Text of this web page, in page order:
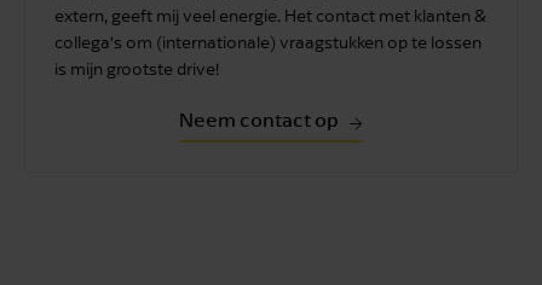
extern, geeft mij veel energie. Het contact met klanten &
collega’s om (internationale) vraagstukken op te lossen
is mijn grootste drive!
Neem contact op